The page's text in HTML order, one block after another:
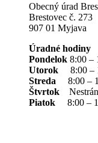
Obecný úrad
Brestovec č. 273
907 01 Myjava
Úradné hodiny
Pondelok 8:00 –
Utorok 8:00 –
Streda 8:00 –
Štvrtok
Piatok 8:00 –